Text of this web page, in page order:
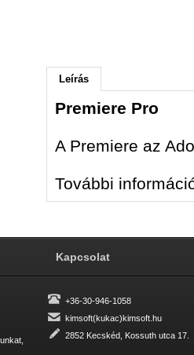
Leírás
Premiere Pro
A Premiere az
További
Kapcsolat
+36-30-946-1058
kimsoft(kukac)kimsoft.hu
2852 Kecskéd, Kossuth utca 17.